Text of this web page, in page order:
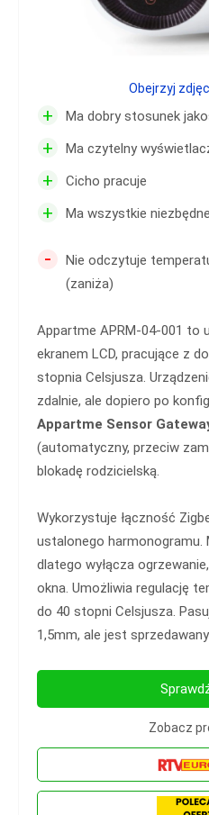
+ Ma dobry stosunek
+ Ma czytelny
+ Cicho pracuje
+ Ma wszystkie
-
Nie odczytuje
(zaniża)
Appartme APRM-04-001 to
ekranem LCD, pracujące z
stopnia Celsjusza.
zdalnie, ale dopiero po
Appartme Sensor
(automatyczny, przeciw
blokadę rodzicielską.
Wykorzystuje łączność
ustalonego harmonogramu.
dlatego wyłącza
okna. Umożliwia regulację
do 40 stopni Celsjusza.
1,5mm, ale jest
Obejrzyj
Zobacz